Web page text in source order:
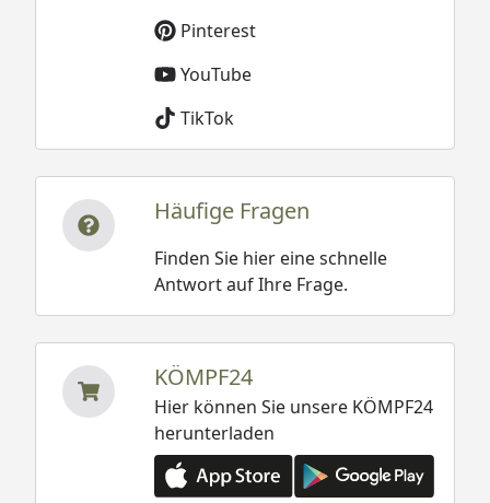
Pinterest
YouTube
TikTok
Häufige Fragen
Finden Sie hier eine schnelle
Antwort auf Ihre Frage.
KÖMPF24
Hier können Sie unsere KÖMPF24
herunterladen